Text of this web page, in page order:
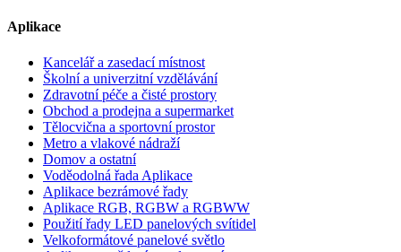
Aplikace
Kancelář a zasedací místnost
Školní a univerzitní vzdělávání
Zdravotní péče a čisté prostory
Obchod a prodejna a supermarket
Tělocvična a sportovní prostor
Metro a vlakové nádraží
Domov a ostatní
Voděodolná řada Aplikace
Aplikace bezrámové řady
Aplikace RGB, RGBW a RGBWW
Použití řady LED panelových svítidel
Velkoformátové panelové světlo